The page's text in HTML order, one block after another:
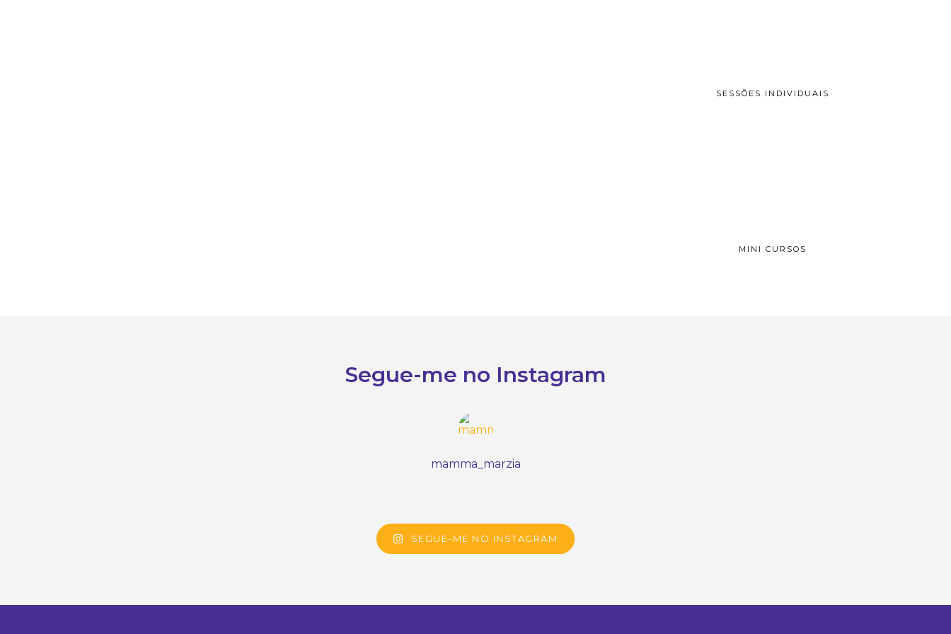
SESSÕES INDIVIDUAIS
MINI CURSOS
Segue-me no Instagram
mamma_marzia
SEGUE-ME NO INSTAGRAM